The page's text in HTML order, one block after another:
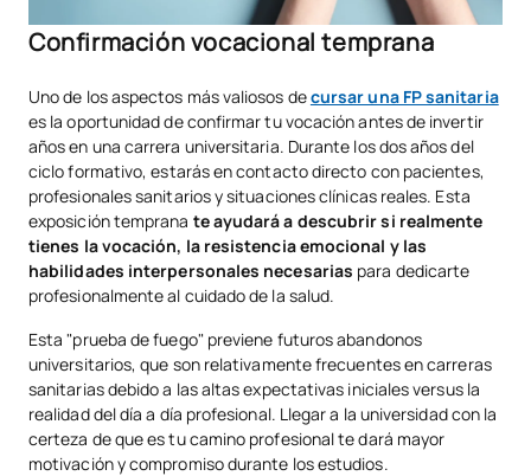
Confirmación vocacional temprana
Uno de los aspectos más valiosos decursar una FP sanitaria
es la oportunidad de confirmar tu vocación antes de invertir
años en una carrera universitaria. Durante los dos años del
ciclo formativo, estarás en contacto directo con pacientes,
profesionales sanitarios y situaciones clínicas reales. Esta
exposición temprana te ayudará a descubrir si realmente
tienes la vocación, la resistencia emocional y las
habilidades interpersonales necesarias para dedicarte
profesionalmente al cuidado de la salud.
Esta "prueba de fuego" previene futuros abandonos
universitarios, que son relativamente frecuentes en carreras
sanitarias debido a las altas expectativas iniciales versus la
realidad del día a día profesional. Llegar a la universidad con la
certeza de que es tu camino profesional te dará mayor
motivación y compromiso durante los estudios.